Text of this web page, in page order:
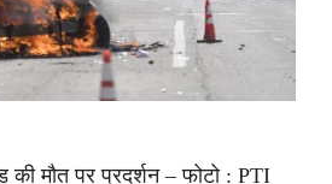
की मौत पर प्रदर्शन – फोटो : PTI